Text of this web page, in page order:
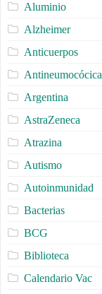
Aluminio
Alzheimer
Anticuerpos
Antineumocócica
Argentina
AstraZeneca
Atrazina
Autismo
Autoinmunidad
Bacterias
BCG
Biblioteca
Calendario Vac